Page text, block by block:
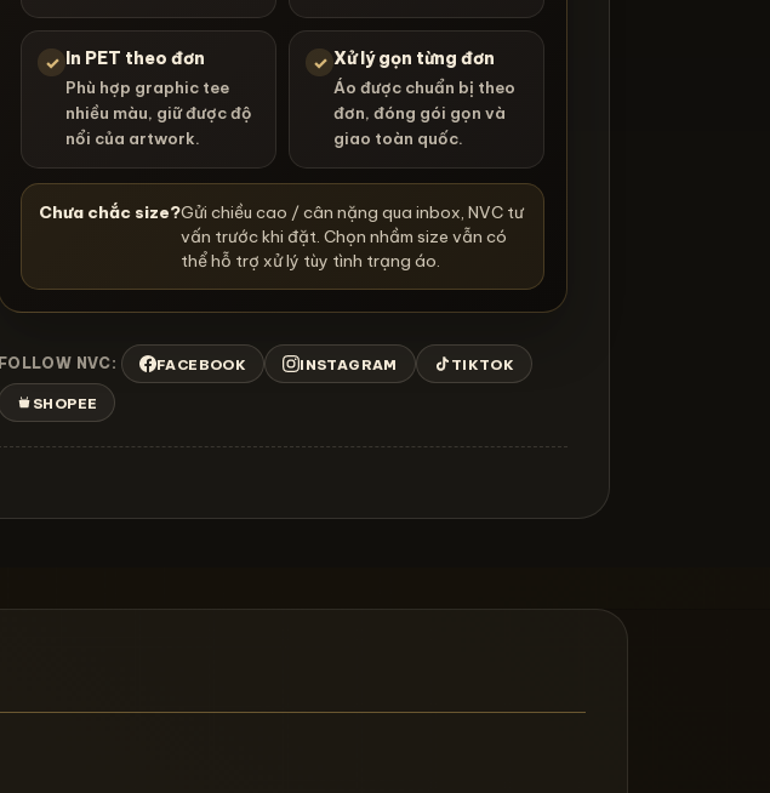
✓ In PET theo đơn
Phù hợp graphic tee
nhiều màu, giữ được độ
nổi của artwork.
✓ Xử lý gọn từng đơn
Áo được chuẩn bị theo
đơn, đóng gói gọn và
giao toàn quốc.
Chưa chắc size?Gửi chiều cao / cân nặng qua inbox, NVC tư
vấn trước khi đặt. Chọn nhầm size vẫn có
thể hỗ trợ xử lý tùy tình trạng áo.
FOLLOW NVC: FACEBOOK INSTAGRAM TIKTOK
SHOPEE